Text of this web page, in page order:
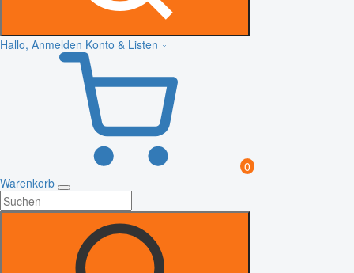
Hallo, Anmelden Konto & Listen
0
Warenkorb